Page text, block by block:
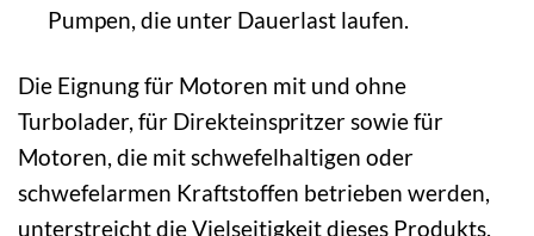
Pumpen, die unter Dauerlast laufen.
Die Eignung für Motoren mit und ohne
Turbolader, für Direkteinspritzer sowie für
Motoren, die mit schwefelhaltigen oder
schwefelarmen Kraftstoffen betrieben werden,
unterstreicht die Vielseitigkeit dieses Produkts.